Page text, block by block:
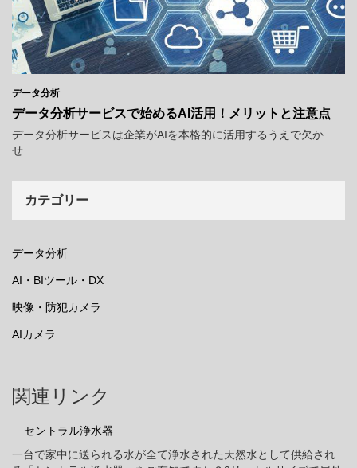
データ分析
データ分析サービスで始めるAI活用！メリットと注意点
データ分析サービスは企業がAIを本格的に活用するうえで欠か
せ…
カテゴリー
データ分析
AI・BIツール・DX
映像・防犯カメラ
AIカメラ
関連リンク
セントラル浄水器
一台で家中に送られる水が全て浄水された天然水として供給され